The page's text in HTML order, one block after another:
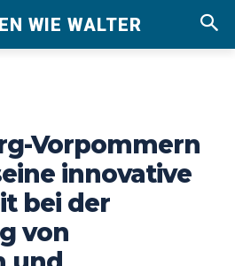
WIE WALTER
Vorpommern
innovative
bei der
von